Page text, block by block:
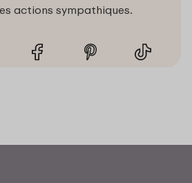
actions sympathiques.